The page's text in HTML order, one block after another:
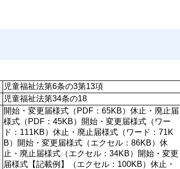
児童福祉法第6条の3第13項
児童福祉法第34条の18
開始・変更届様式（PDF：65KB）休止・廃止届
様式（PDF：45KB）開始・変更届様式（ワー
ド：111KB）休止・廃止届様式（ワード：71K
B）開始・変更届様式（エクセル：86KB）休
止・廃止届様式（エクセル：34KB）開始・変更
届様式【記載例】（エクセル：100KB）休止・